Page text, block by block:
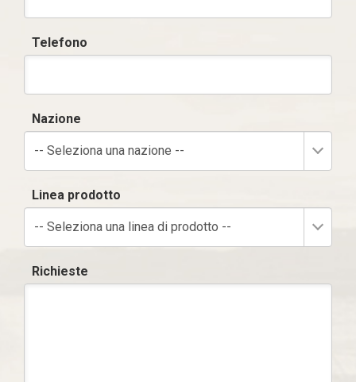
Telefono
Nazione
-- Seleziona una nazione --
Linea prodotto
-- Seleziona una linea di prodotto --
Richieste